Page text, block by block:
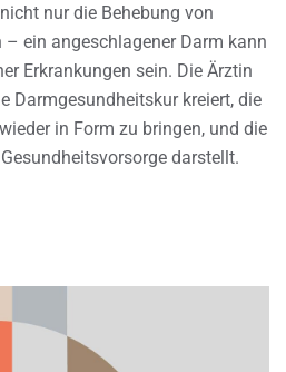
nur die Behebung von
ein angeschlagener Darm kann
Erkrankungen sein. Die Ärztin
Darmgesundheitskur kreiert, die
in Form zu bringen, und die
darstellt.